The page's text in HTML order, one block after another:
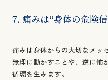
7. 痛みは“身体の危険
痛みは身体からの大切なメッ
無理に動かすことや、逆に怖
循環を生みます。